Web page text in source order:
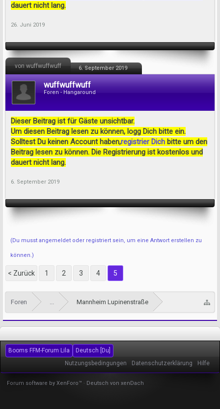
dauert nicht lang.
26. Juni 2019
von wuffwuffwuff 6. September 2019
wuffwuffwuff
Foren - Hangaround
Dieser Beitrag ist für Gäste unsichtbar.
Um diesen Beitrag lesen zu können, logg Dich bitte ein.
Solltest Du keinen Account haben,registrier Dich bitte um den
Beitrag lesen zu können. Die Registrierung ist kostenlos und
dauert nicht lang.
6. September 2019
(Du musst angemeldet oder registriert sein, um eine Antwort erstellen zu
können.)
< Zurück 1 2 3 4 5
Foren ... Mannheim Lupinenstraße
Booms FFM-Forum Lila
Deutsch [Du]
Nutzungsbedingungen
Datenschutzerklärung Hilfe
Forum software by XenForo™ - Deutsch von xenDach